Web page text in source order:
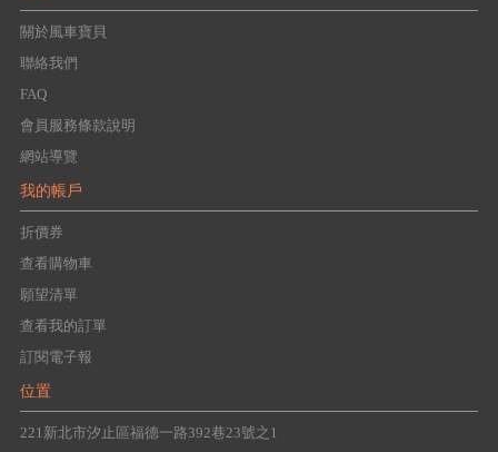
關於風車寶貝
聯絡我們
FAQ
會員服務條款說明
網站導覽
我的帳戶
折價券
查看購物車
願望清單
查看我的訂單
訂閱電子報
位置
221新北市汐止區福德一路392巷23號之1